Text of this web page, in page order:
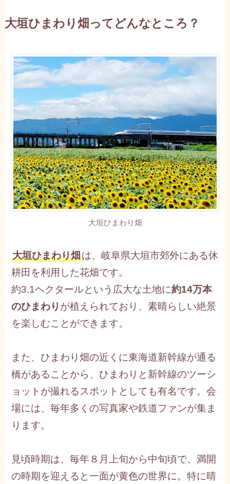
大垣ひまわり畑ってどんなところ？
大垣ひまわり畑
大垣ひまわり畑は、岐阜県大垣市郊外にある休
耕田を利用した花畑です。
約3.1ヘクタールという広大な土地に約14万本
のひまわり が植えられており、素晴らしい絶景
を楽しむことができます。
また、ひまわり畑の近くに東海道新幹線が通る
橋があることから、ひまわりと新幹線のツーシ
ョットが撮れるスポットとしても有名です。会
場には、毎年多くの写真家や鉄道ファンが集ま
ります。
見頃時期は、毎年８月上旬から中旬頃で、満開
の時期を迎えると一面が黄色の世界に。特に晴